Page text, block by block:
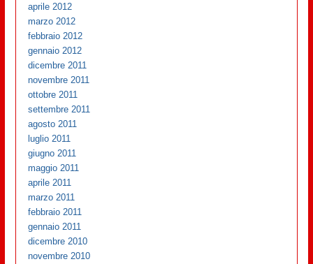
aprile 2012
marzo 2012
febbraio 2012
gennaio 2012
dicembre 2011
novembre 2011
ottobre 2011
settembre 2011
agosto 2011
luglio 2011
giugno 2011
maggio 2011
aprile 2011
marzo 2011
febbraio 2011
gennaio 2011
dicembre 2010
novembre 2010